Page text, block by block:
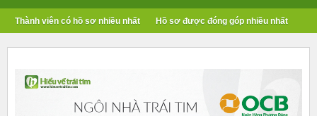
Thành viên có hồ sơ nhiều nhất Hồ sơ được đóng góp nhiều nhất